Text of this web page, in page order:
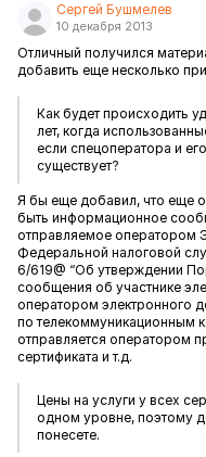
Сергей Бушмелев
10 декабря 2013
Отличный получился
добавить еще несколько
Как будет происходить
лет, когда
если спецоператора и
существует?
Я бы еще добавил, что еще
быть информационное
отправляемое оператором
Федеральной налоговой
6/619@ “Об утверждении
сообщения об участнике
оператором электронного
по телекоммуникационным
отправляется оператором
сертификата и т.д.
Цены на услуги у всех
одном уровне, поэтому
понесете.